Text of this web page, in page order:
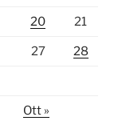
20 21
27 28
Ott »